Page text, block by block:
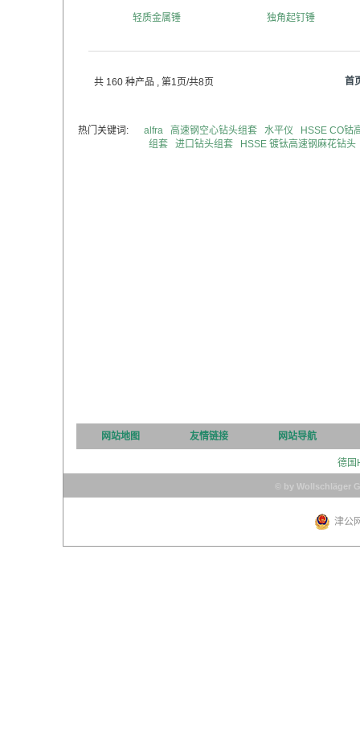
轻质金属锤 独角起钉锤
共 160 种产品 , 第1页/共8页 首
热门关键词: alfra 高速钢空心钻头组套 水平仪
HSSE CO钴
组套
进口钻头组套 HSSE 镀钛高速钢麻花钻头
网站地图 友情链接 网站导航
德国
© by Wollschläger
津公